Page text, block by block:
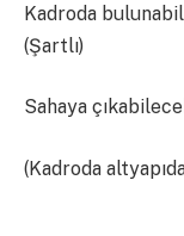
Kadroda
(Şartlı)
Sahaya
(Kadroda